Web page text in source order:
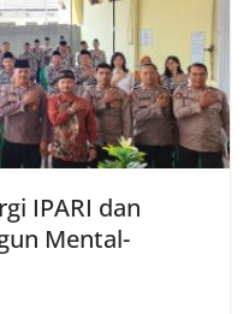
IPARI dan
Mental-